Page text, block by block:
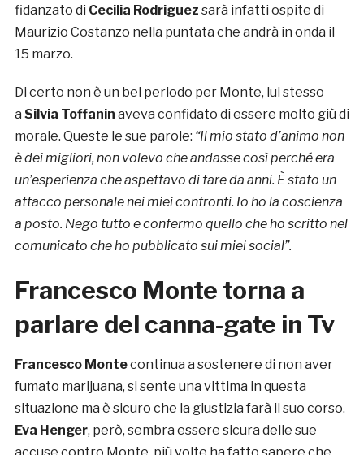
fidanzato di Cecilia Rodriguez sarà infatti ospite di
Maurizio Costanzo nella puntata che andrà in onda il
15 marzo.
Di certo non è un bel periodo per Monte, lui stesso
a Silvia Toffanin aveva confidato di essere molto giù di
morale. Queste le sue parole: “Il mio stato d’animo non
è dei migliori, non volevo che andasse così perché era
un’esperienza che aspettavo di fare da anni. È stato un
attacco personale nei miei confronti. Io ho la coscienza
a posto. Nego tutto e confermo quello che ho scritto nel
comunicato che ho pubblicato sui miei social”.
Francesco Monte torna a
parlare del canna-gate in Tv
Francesco Montecontinua a sostenere di non aver
fumato marijuana, si sente una vittima in questa
situazione ma è sicuro che la giustizia farà il suo corso.
Eva Henger, però, sembra essere sicura delle sue